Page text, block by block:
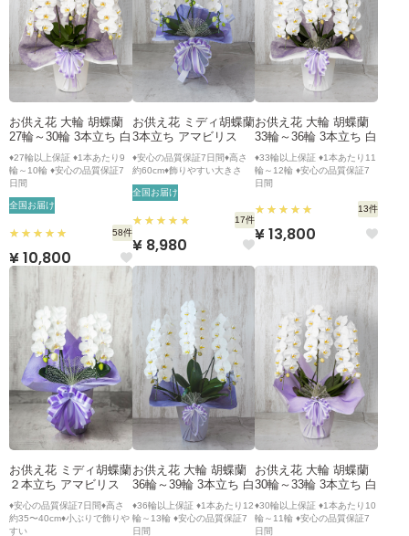
お供え花 大輪 胡蝶蘭
27輪～30輪 3本立ち 白
♦27輪以上保証 ♦1本あたり9
輪～10輪 ♦安心の品質保証7
日間
全国お届け
58件
¥ 10,800
お供え花 ミディ胡蝶蘭
3本立ち アマビリス
♦安心の品質保証7日間♦高さ
約60cm♦飾りやすい大きさ
全国お届け
17件
¥ 8,980
お供え花 大輪 胡蝶蘭
33輪～36輪 3本立ち 白
♦33輪以上保証 ♦1本あたり11
輪～12輪 ♦安心の品質保証7
日間
13件
¥ 13,800
お供え花 ミディ胡蝶蘭
２本立ち アマビリス
♦安心の品質保証7日間♦高さ
約35〜40cm♦小ぶりで飾りや
すい
お供え花 大輪 胡蝶蘭
36輪～39輪 3本立ち 白
♦36輪以上保証 ♦1本あたり12
輪～13輪 ♦安心の品質保証7
日間
お供え花 大輪 胡蝶蘭
30輪～33輪 3本立ち 白
♦30輪以上保証 ♦1本あたり10
輪～11輪 ♦安心の品質保証7
日間